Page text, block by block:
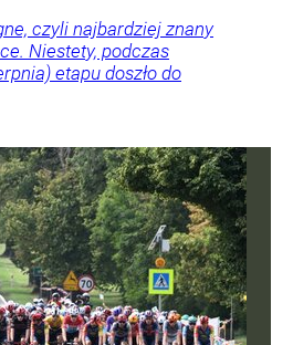
czyli najbardziej znany
Niestety, podczas
etapu doszło do